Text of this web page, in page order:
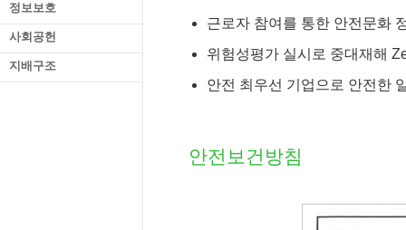
정보보호
사회공헌
지배구조
근로자 참여를 통한 안전문화
위험성평가 실시로 중대재해
안전 최우선 기업으로 안전한
안전보건방침